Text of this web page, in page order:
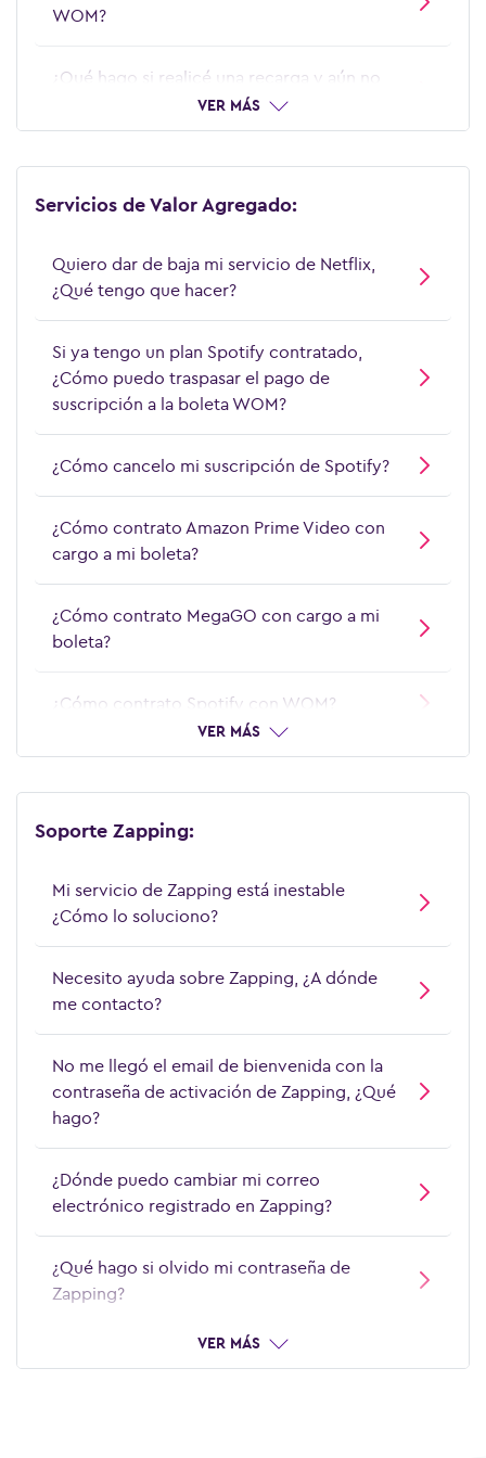
¿Qué debo hacer si ya tengo cuenta de
¿Qué puedo hacer si no tengo un Smart TV
compatible para ver Zapping?
WOM?
¿Qué hago si realicé una recarga y aún no
aparece disponible?VER MÁS
Servicios de Valor Agregado:
Quiero dar de baja mi servicio de Netflix,
¿Qué tengo que hacer?
Si ya tengo un plan Spotify contratado,
¿Cómo puedo traspasar el pago de
suscripción a la boleta WOM?
¿Cómo cancelo mi suscripción de Spotify?
¿Cómo contrato Amazon Prime Video con
cargo a mi boleta?
¿Cómo contrato MegaGO con cargo a mi
boleta?
¿Cómo contrato Spotify con WOM?
WOM?
TrueCaller? WOM
¿Cómo pagar Apps y juegos a través de
WOM?
¿Cómo pago Apps y juegos de App Store
en mi boleta WOM?
¿Cómo puedo gestionar mis suscripciones
de SMS Premium en APP WOM? (juegos y
concursos)
¿Cuál es el horario de atención de
Asistencia Full?
Individual de Spotify con pago WOM en
este momento?
VER MÁS
Soporte Zapping:
Mi servicio de Zapping está inestable
¿Cómo lo soluciono?
Necesito ayuda sobre Zapping, ¿A dónde
me contacto?
No me llegó el email de bienvenida con la
contraseña de activación de Zapping, ¿Qué
hago?
¿Dónde puedo cambiar mi correo
electrónico registrado en Zapping?
¿Qué hago si olvido mi contraseña de
Zapping?
VER MÁS